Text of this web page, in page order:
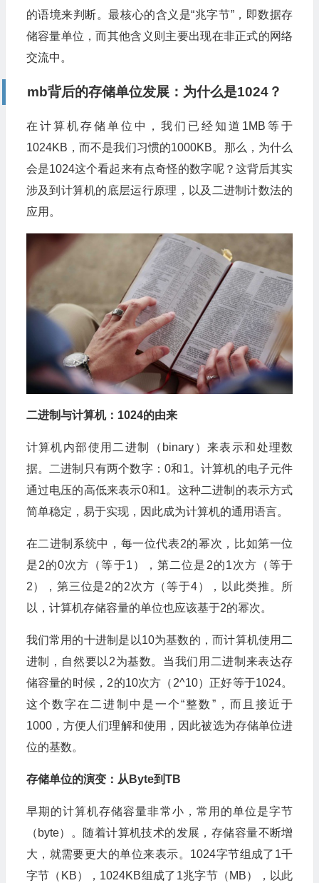
的语境来判断。最核心的含义是“兆字节”，即数据存
储容量单位，而其他含义则主要出现在非正式的网络
交流中。
mb背后的存储单位发展：为什么是1024？
在计算机存储单位中，我们已经知道1MB等于
1024KB，而不是我们习惯的1000KB。那么，为什么
会是1024这个看起来有点奇怪的数字呢？这背后其实
涉及到计算机的底层运行原理，以及二进制计数法的
应用。
二进制与计算机：1024的由来
计算机内部使用二进制（binary）来表示和处理数
据。二进制只有两个数字：0和1。计算机的电子元件
通过电压的高低来表示0和1。这种二进制的表示方式
简单稳定，易于实现，因此成为计算机的通用语言。
在二进制系统中，每一位代表2的幂次，比如第一位
是2的0次方（等于1），第二位是2的1次方（等于
2），第三位是2的2次方（等于4），以此类推。所
以，计算机存储容量的单位也应该基于2的幂次。
我们常用的十进制是以10为基数的，而计算机使用二
进制，自然要以2为基数。当我们用二进制来表达存
储容量的时候，2的10次方（2^10）正好等于1024。
这个数字在二进制中是一个“整数”，而且接近于
1000，方便人们理解和使用，因此被选为存储单位进
位的基数。
存储单位的演变：从Byte到TB
早期的计算机存储容量非常小，常用的单位是字节
（byte）。随着计算机技术的发展，存储容量不断增
大，就需要更大的单位来表示。1024字节组成了1千
字节（KB），1024KB组成了1兆字节（MB），以此